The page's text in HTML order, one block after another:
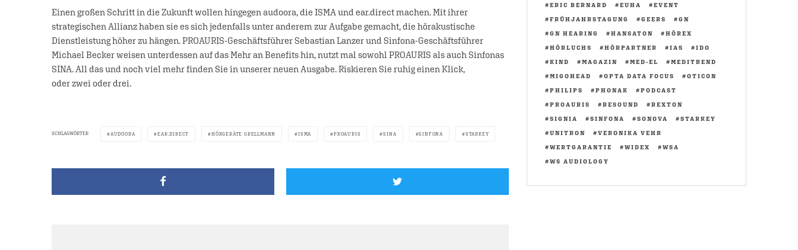
Einen großen Schritt in die Zukunft wollen hingegen audoora, die ISMA und ear.direct machen. Mit ihrer
strategischen Allianz haben sie es sich jedenfalls unter anderem zur Aufgabe gemacht, die hörakustische
Dienstleistung höher zu hängen. PROAURIS-Geschäftsführer Sebastian Lanzer und Sinfona-Geschäftsführer
Michael Becker weisen unterdessen auf das Mehr an Benefits hin, nutzt mal sowohl PROAURIS als auch Sinfonas
SINA. All das und noch viel mehr finden Sie in unserer neuen Ausgabe. Riskieren Sie ruhig einen Klick,
oder zwei oder drei.
SCHLAGWÖRTER AUDOORA EAR.DIRECT HÖRGERÄTE GRELLMANN ISMA PROAURIS SINA SINFONA STARKEY
ERIC BERNARD
EUHA
EVENT
FRÜHJAHRSTAGUNG
GEERS
GN
GN HEARING
HANSATON
HÖREX
HÖRLUCHS
HÖRPARTNER IAS
IDO
KIND
MAGAZIN MED-EL
MEDITREND
MIGOHEAD
OPTA DATA FOCUS
OTICON
PHILIPS
PHONAK
PODCAST
PROAURIS
RESOUND
REXTON
SIGNIA
SINFONA SONOVA
STARKEY
UNITRON
VERONIKA VEHR
WERTGARANTIE
WIDEX
WSA
WS AUDIOLOGY